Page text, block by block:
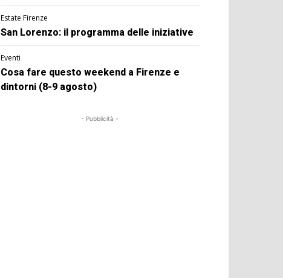
Estate Firenze
San Lorenzo: il programma delle iniziative
Eventi
Cosa fare questo weekend a Firenze e
dintorni (8-9 agosto)
- Pubblicità -